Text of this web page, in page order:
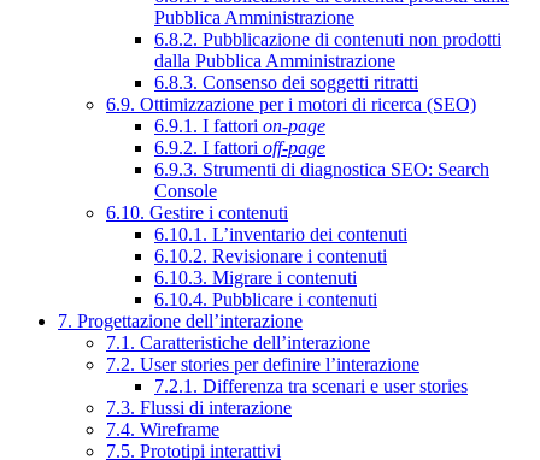
Pubblica Amministrazione
6.8.2. Pubblicazione di contenuti non prodotti
dalla Pubblica Amministrazione
6.8.3. Consenso dei soggetti ritratti
6.9. Ottimizzazione per i motori di ricerca (SEO)
6.9.1. I fattori on-page
6.9.2. I fattori off-page
6.9.3. Strumenti di diagnostica SEO: Search
Console
6.10. Gestire i contenuti
6.10.1. L’inventario dei contenuti
6.10.2. Revisionare i contenuti
6.10.3. Migrare i contenuti
6.10.4. Pubblicare i contenuti
7. Progettazione dell’interazione
7.1. Caratteristiche dell’interazione
7.2. User stories per definire l’interazione
7.2.1. Differenza tra scenari e user stories
7.3. Flussi di interazione
7.4. Wireframe
7.5. Prototipi interattivi